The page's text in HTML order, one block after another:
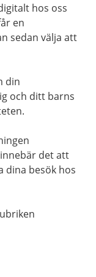
hos oss
en
sedan välja att
din
och ditt barns
det att
dina besök hos